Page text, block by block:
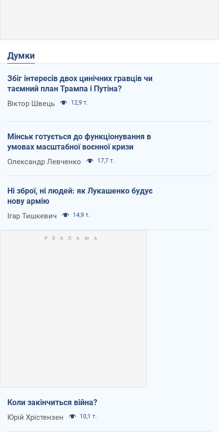
Думки
Збіг інтересів двох цинічних гравців чи
таємний план Трампа і Путіна?
Віктор Швець 12,9 т.
Мінськ готується до функціонування в
умовах масштабної воєнної кризи
Олександр Левченко 17,7 т.
Ні зброї, ні людей: як Лукашенко будує
нову армію
Ігар Тишкевич 14,9 т.
Коли закінчиться війна?
Юрій Хрістензен 10,1 т.